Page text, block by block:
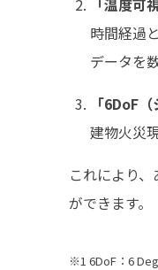
「温度可
時間経過
データを
「6DoF
建物火災
これにより
ができます。
※1 6DoF：6